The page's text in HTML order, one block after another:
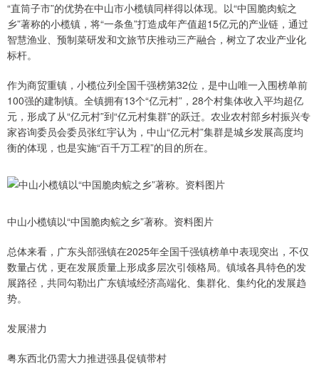
“直筒子市”的优势在中山市小榄镇同样得以体现。以“中国脆肉鲩之
乡”著称的小榄镇，将“一条鱼”打造成年产值超15亿元的产业链，通过
智慧渔业、预制菜研发和文旅节庆推动三产融合，树立了农业产业化
标杆。
作为商贸重镇，小榄位列全国千强榜第32位，是中山唯一入围榜单前
100强的建制镇。全镇拥有13个“亿元村”，28个村集体收入平均超亿
元，形成了从“亿元村”到“亿元村集群”的跃迁。农业农村部乡村振兴专
家咨询委员会委员张红宇认为，中山“亿元村”集群是城乡发展高度均
衡的体现，也是实施“百千万工程”的目的所在。
中山小榄镇以“中国脆肉鲩之乡”著称。资料图片
总体来看，广东头部强镇在2025年全国千强镇榜单中表现突出，不仅
数量占优，更在发展质量上形成多层次引领格局。镇域各具特色的发
展路径，共同勾勒出广东镇域经济高端化、集群化、集约化的发展趋
势。
发展潜力
粤东西北仍需大力推进强县促镇带村